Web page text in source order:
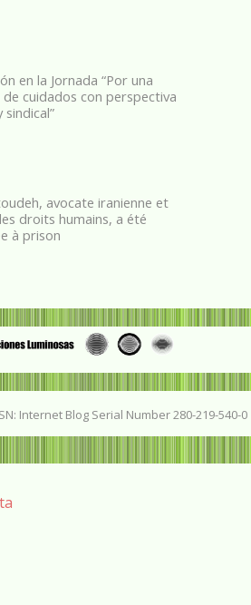
en la Jornada “Por una
cuidados con perspectiva
avocate iranienne et
droits humains, a été
à prison